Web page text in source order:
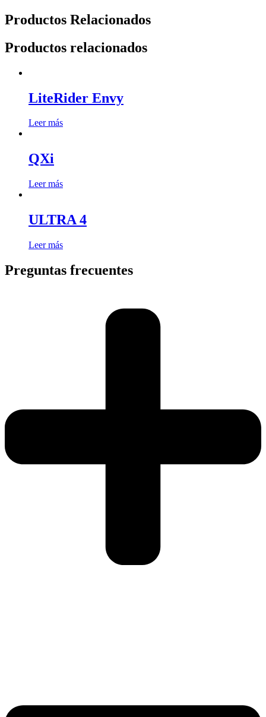
Productos Relacionados
Productos relacionados
LiteRider Envy
Leer más
QXi
Leer más
ULTRA 4
Leer más
Preguntas frecuentes